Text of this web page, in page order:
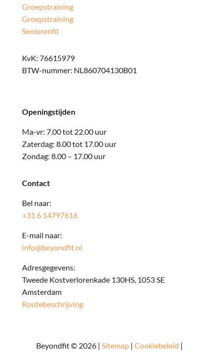
Groepstraining
Groepstraining
Seniorenfit
KvK: 76615979
BTW-nummer: NL860704130B01
Openingstijden
Ma-vr: 7.00 tot 22.00 uur
Zaterdag: 8.00 tot 17.00 uur
Zondag: 8.00 – 17.00 uur
Contact
Bel naar:
+31 6 14797616
E-mail naar:
info@beyondfit.nl
Adresgegevens:
Tweede Kostverlorenkade 130HS, 1053 SE
Amsterdam
Routebeschrijving
Beyondfit © 2026 | Sitemap| Cookiebeleid |